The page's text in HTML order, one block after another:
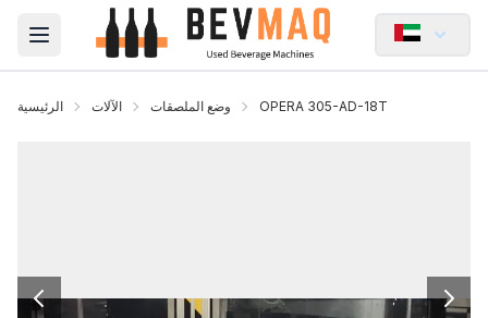
Open main menu
الرئيسية الآلات وضع الملصقات OPERA 305-AD-18T